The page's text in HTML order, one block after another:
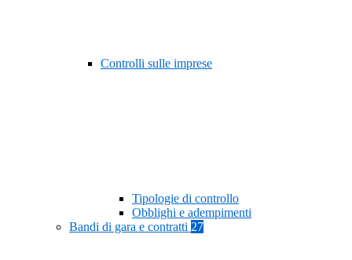
Controlli sulle imprese
Tipologie di controllo
Obblighi e adempimenti
Bandi di gara e contratti 27